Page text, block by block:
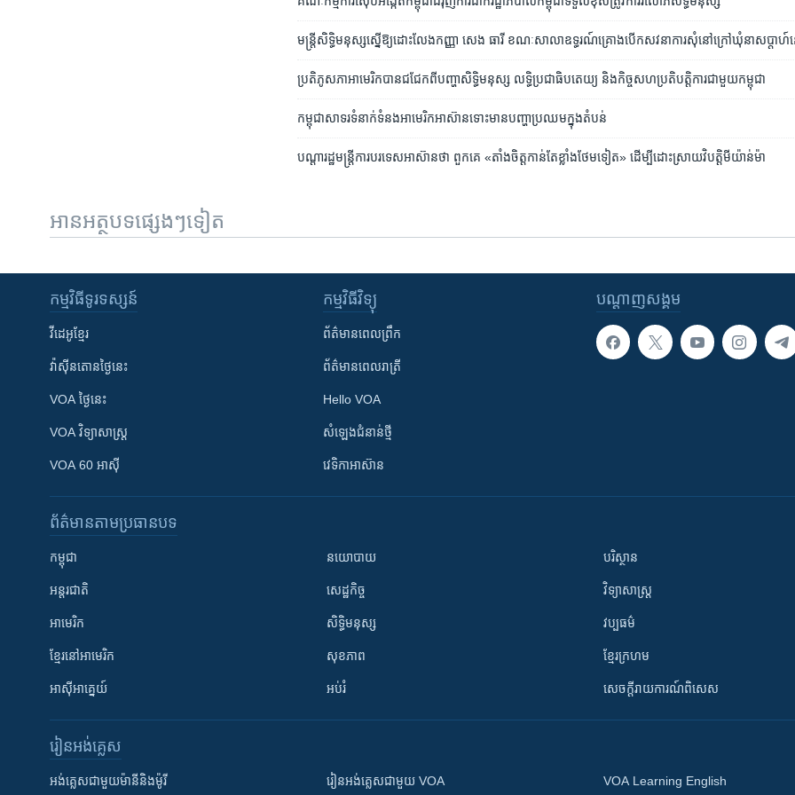
មន្រ្តី​សិទ្ធិ​មនុស្ស​ស្នើ​​ឱ្យ​ដោះ​លែង​កញ្ញា ​សេង ធារី ​ខណៈ​សាលា​ឧទ្ធរណ៍​គ្រោង​បើក​សវនាការ​សុំ​នៅ​ក្រៅឃុំ​នា​សប្តាហ៍​ន
ប្រតិភូ​សភា​​អាមេរិក​បាន​​ជជែក​ពី​បញ្ហា​សិទ្ធិ​មនុស្ស លទ្ធិ​ប្រជាធិបតេយ្យ និង​កិច្ច​សហ​ប្រតិបត្តិការ​ជាមួយ​កម្ពុជា
កម្ពុជា​សាទរ​ទំនាក់ទំនង​អាមេរិក​អាស៊ាន​ទោះ​មាន​បញ្ហា​ប្រឈម​ក្នុង​តំបន់
បណ្ដា​រដ្ឋមន្ត្រី​ការបរទេស​អាស៊ាន​ថា ពួកគេ «តាំងចិត្ត​កាន់តែ​ខ្លាំង​ថែម​ទៀត» ដើម្បី​ដោះស្រាយ​វិបត្តិ​មីយ៉ាន់ម៉ា
អានអត្ថបទផ្សេងៗទៀត
បណ្តាញ​សង្គម
កម្មវិធី​ទូរទស្សន៍
វីដេអូ​ខ្មែរ
វ៉ាស៊ីនតោន​ថ្ងៃ​នេះ
VOA ថ្ងៃនេះ
VOA ​វិទ្យាសាស្ត្រ
VOA 60 អាស៊ី
កម្មវិធី​វិទ្យុ
ព័ត៌មាន​ពេល​ព្រឹក
ព័ត៌មាន​​ពេល​រាត្រី
Hello VOA
សំឡេង​ជំនាន់​ថ្មី
វេទិកា​អាស៊ាន
ព័ត៌មាន​តាមប្រធានបទ​
កម្ពុជា
អន្តរជាតិ
អាមេរិក
ខ្មែរ​នៅអាមេរិក
អាស៊ីអាគ្នេយ៍
នយោបាយ
សេដ្ឋកិច្ច
សិទ្ធិមនុស្ស
សុខភាព
អប់រំ
បរិស្ថាន
វិទ្យាសាស្រ្ត
វប្បធម៌
ខ្មែរក្រហម
សេចក្តីរាយការណ៍ពិសេស
រៀន​​អង់គ្លេស
អង់គ្លេស​ជាមួយ​ម៉ានី​និង​ម៉ូរី រៀន​​​​​​អង់គ្លេស​​ជាមួយ VOA VOA Learning English